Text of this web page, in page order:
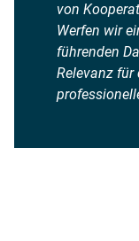
von
Werfen wir
führenden
Relevanz für